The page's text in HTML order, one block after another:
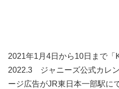
2021年1月4日から10日まで「
2022.3 ジャニーズ公式カレ
ージ広告がJR東日本一部駅に